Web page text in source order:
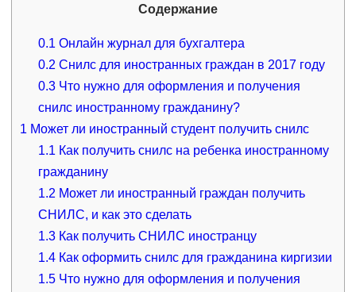
Содержание
0.1 Онлайн журнал для бухгалтера
0.2 Снилс для иностранных граждан в 2017 году
0.3 Что нужно для оформления и получения
снилс иностранному гражданину?
1 Может ли иностранный студент получить снилс
1.1 Как получить снилс на ребенка иностранному
гражданину
1.2 Может ли иностранный граждан получить
СНИЛС, и как это сделать
1.3 Как получить СНИЛС иностранцу
1.4 Как оформить снилс для гражданина киргизии
1.5 Что нужно для оформления и получения